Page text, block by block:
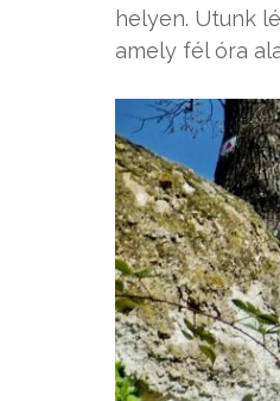
helyen. Utunk
amely fél óra